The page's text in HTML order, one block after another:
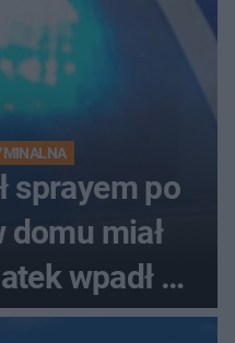
sprayem po
domu miał
wpadł w